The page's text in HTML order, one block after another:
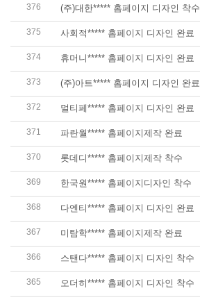
376 (주)대한***** 홈페이지 디자인 착수
375 사회적***** 홈페이지 디자인 완료
374 휴머니***** 홈페이지 디자인 완료
373 (주)아트***** 홈페이지 디자인 완료
372 멀티페***** 홈페이지 디자인 완료
371 파란월***** 홈페이지제작 완료
370 롯데디***** 홈페이지제작 착수
369 한국원***** 홈페이지디자인 착수
368 다엔티***** 홈페이지 디자인 완료
367 미탐학***** 홈페이지제작 완료
366 스탠다***** 홈페이지 디자인 착수
365 오더히***** 홈페이지 디자인 착수